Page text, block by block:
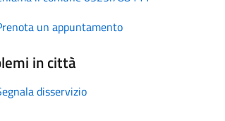
un appuntamento
in città
disservizio